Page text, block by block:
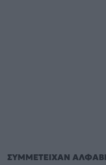
ΣΥΜΜΕΤΕΙΧΑΝ